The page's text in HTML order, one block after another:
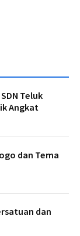
Teluk
Angkat
dan Tema
dan